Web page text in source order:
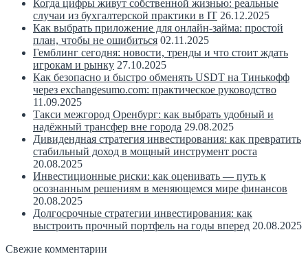
Когда цифры живут собственной жизнью: реальные
случаи из бухгалтерской практики в IT 26.12.2025
Как выбрать приложение для онлайн-займа: простой
план, чтобы не ошибиться 02.11.2025
Гемблинг сегодня: новости, тренды и что стоит ждать
игрокам и рынку 27.10.2025
Как безопасно и быстро обменять USDT на Тинькофф
через exchangesumo.com: практическое руководство
11.09.2025
Такси межгород Оренбург: как выбрать удобный и
надёжный трансфер вне города 29.08.2025
Дивидендная стратегия инвестирования: как превратить
стабильный доход в мощный инструмент роста
20.08.2025
Инвестиционные риски: как оценивать — путь к
осознанным решениям в меняющемся мире финансов
20.08.2025
Долгосрочные стратегии инвестирования: как
выстроить прочный портфель на годы вперед 20.08.2025
Свежие комментарии